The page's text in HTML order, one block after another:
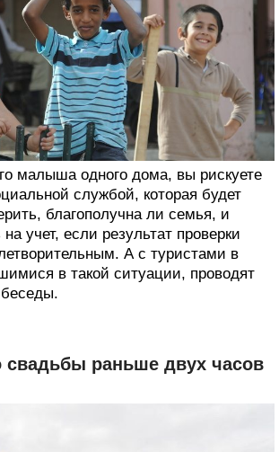
малыша одного дома, вы рискуете
службой, которая будет
благополучна ли семья, и
учет, если результат проверки
А с туристами в
в такой ситуации, проводят
свадьбы раньше двух часов